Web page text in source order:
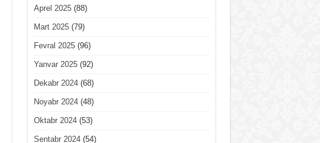
Aprel 2025(88)
Mart 2025(79)
Fevral 2025(96)
Yanvar 2025(92)
Dekabr 2024(68)
Noyabr 2024(48)
Oktabr 2024(53)
Sentabr 2024(54)